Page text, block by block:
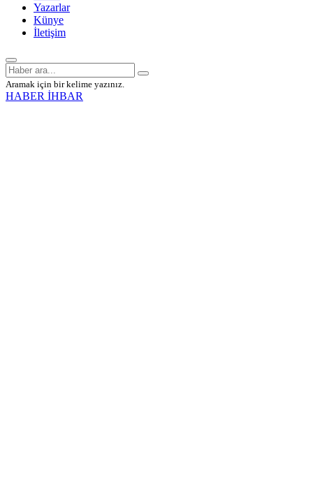
Yazarlar
Künye
İletişim
Aramak için bir kelime yazınız.
HABER İHBAR